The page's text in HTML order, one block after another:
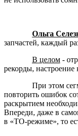
Ольга
запчастей, каждый
В целом-
рекорды, настроение
При этом
повторить ошибок
раскрытием
Впереди, даже в
в «ТО-режиме», то